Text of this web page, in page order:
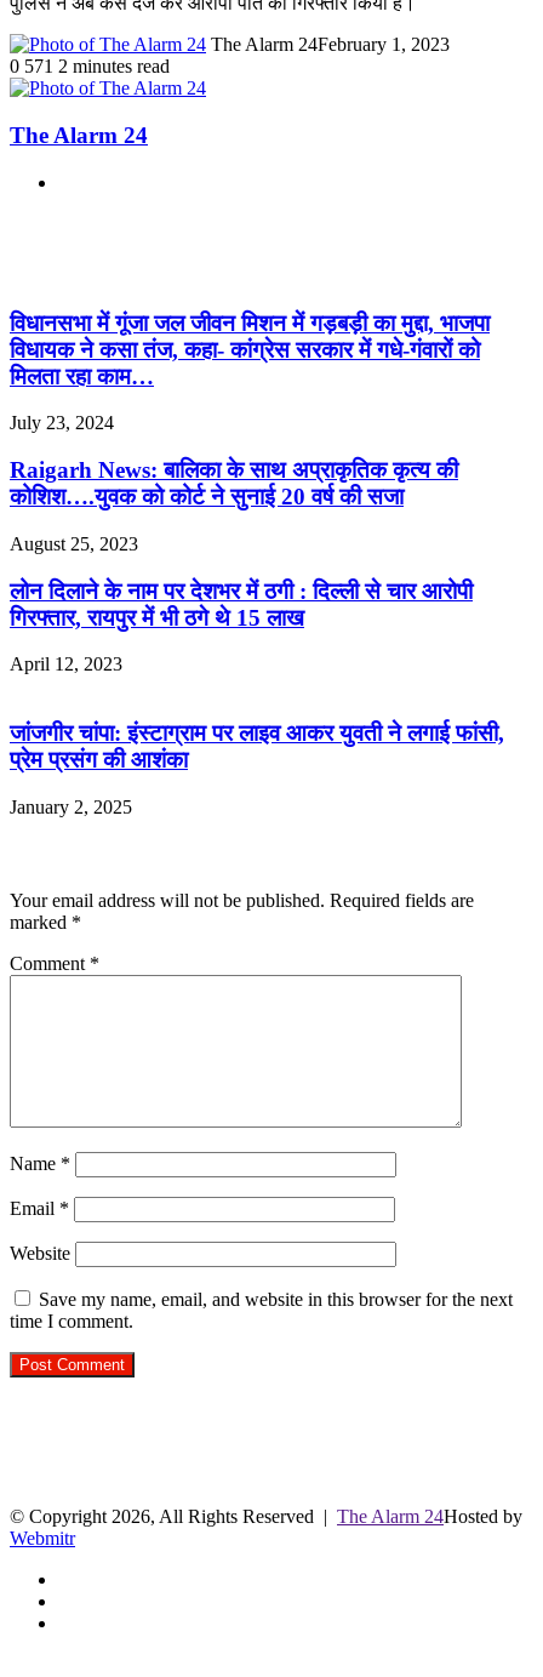
The Alarm 24February 1, 2023
0 571 2 minutes read
The Alarm 24
विधानसभा में गूंजा जल जीवन मिशन में गड़बड़ी का मुद्दा, भाजपा
विधायक ने कसा तंज, कहा- कांग्रेस सरकार में गधे-गंवारों को
मिलता रहा काम…
July 23, 2024
Raigarh News: बालिका के साथ अप्राकृतिक कृत्य की
कोशिश….युवक को कोर्ट ने सुनाई 20 वर्ष की सजा
August 25, 2023
लोन दिलाने के नाम पर देशभर में ठगी : दिल्ली से चार आरोपी
गिरफ्तार, रायपुर में भी ठगे थे 15 लाख
April 12, 2023
जांजगीर चांपा: इंस्टाग्राम पर लाइव आकर युवती ने लगाई फांसी,
प्रेम प्रसंग की आशंका
January 2, 2025
Your email address will not be published. Required fields are
marked *
Comment *
Name *
Email *
Website
Save my name, email, and website in this browser for the next
time I comment.
© Copyright 2026, All Rights Reserved | The Alarm 24Hosted by
Webmitr